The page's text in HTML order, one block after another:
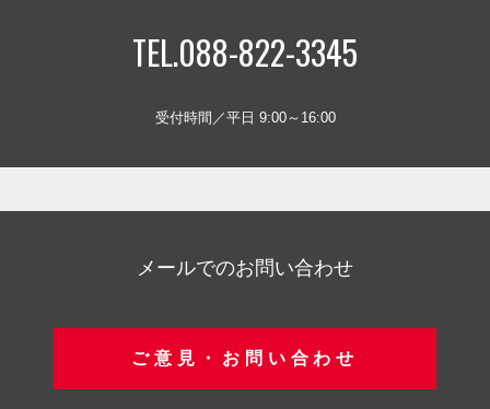
TEL.088-822-3345
受付時間／平日 9:00～16:00
メールでのお問い合わせ
ご意見・お問い合わせ